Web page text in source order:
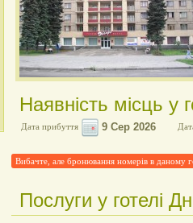
Наявність місць у
Дата прибуття
Вибачте, але бронювання номерів в
Послуги у готелі